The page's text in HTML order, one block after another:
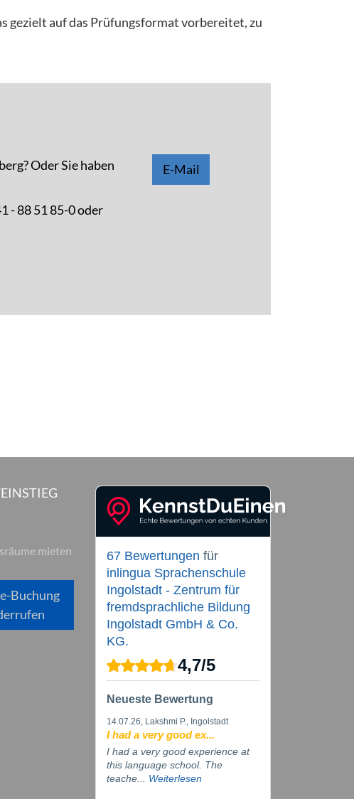
gezielt auf das Prüfungsformat vorbereitet, zu
Oder Sie haben
- 88 51 85-0 oder
E-Mail
mieten
Buchung
67 Bewertungen für
inlingua Sprachenschule
Ingolstadt - Zentrum für
fremdsprachliche Bildung
Ingolstadt GmbH & Co.
KG.
4,7/5
Neueste Bewertung
14.07.26, Lakshmi P., Ingolstadt
I had a very good ex...
I had a very good experience at
this language school. The
teache... Weiterlesen